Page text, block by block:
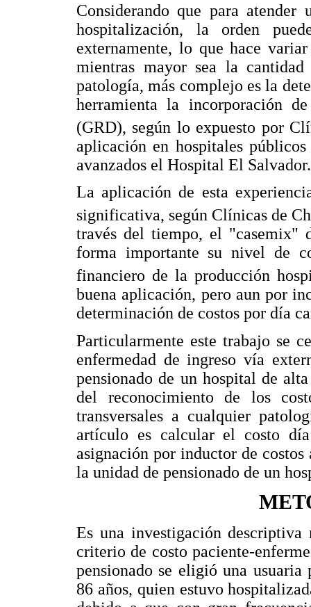
Considerando que para atender
hospitalización, la orden
externamente, lo que hace
mientras mayor sea la
patología, más complejo es la
herramienta la incorporación
(GRD), según lo expuesto por
aplicación en hospitales
avanzados el Hospital El Salvador.
La aplicación de esta
significativa, según Clínicas de
través del tiempo, el "casemix"
forma importante su nivel de
financiero de la producción
buena aplicación, pero aun por
determinación de costos por día
Particularmente este trabajo se
enfermedad de ingreso vía
pensionado de un hospital de
del reconocimiento de los
transversales a cualquier
artículo es calcular el costo
asignación por inductor de costos
la unidad de pensionado de un
Es una investigación
criterio de costo paciente-
pensionado se eligió una
86 años, quien estuvo